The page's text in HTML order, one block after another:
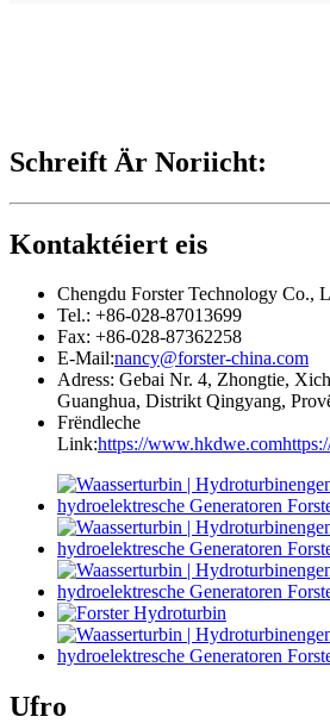
Schreift Är Noriicht:
Kontaktéiert eis
Chengdu Forster Technology Co.,
Tel.: +86-028-87013699
Fax: +86-028-87362258
E-Mail:nancy@forster-china.com
Adress: Gebai Nr. 4, Zhongtie,
Guanghua, Distrikt Qingyang,
Frëndleche
Link:https://www.hkdwe.com
Ufro